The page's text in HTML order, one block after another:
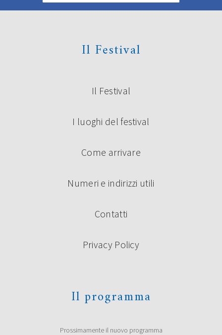
Il Festival
Il Festival
I luoghi del festival
Come arrivare
Numeri e indirizzi utili
Contatti
Privacy Policy
Il programma
Prossimamente il nuovo programma